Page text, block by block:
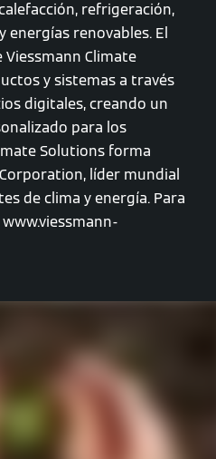
refrigeración,
energías renovables. El
Climate
y sistemas a través
digitales, creando un
para los
Solutions forma
líder mundial
de clima y energía. Para